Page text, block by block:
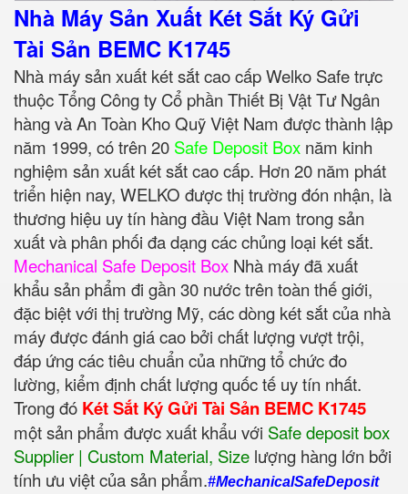
Nhà Máy Sản Xuất Két Sắt Ký Gửi
Tài Sản BEMC K1745
Nhà máy sản xuất két sắt cao cấp Welko Safe trực
thuộc Tổng Công ty Cổ phần Thiết Bị Vật Tư Ngân
hàng và An Toàn Kho Quỹ Việt Nam được thành lập
năm 1999, có trên 20 Safe Deposit Box năm kinh
nghiệm sản xuất két sắt cao cấp. Hơn 20 năm phát
triển hiện nay, WELKO được thị trường đón nhận, là
thương hiệu uy tín hàng đầu Việt Nam trong sản
xuất và phân phối đa dạng các chủng loại két sắt.
Mechanical Safe Deposit Box Nhà máy đã xuất
khẩu sản phẩm đi gần 30 nước trên toàn thế giới,
đặc biệt với thị trường Mỹ, các dòng két sắt của nhà
máy được đánh giá cao bởi chất lượng vượt trội,
đáp ứng các tiêu chuẩn của những tổ chức đo
lường, kiểm định chất lượng quốc tế uy tín nhất.
Trong đó Két Sắt Ký Gửi Tài Sản BEMC K1745
một sản phẩm được xuất khẩu với Safe deposit box
Supplier | Custom Material, Size ‎ lượng hàng lớn bởi
tính ưu việt của sản phẩm.#MechanicalSafeDeposit